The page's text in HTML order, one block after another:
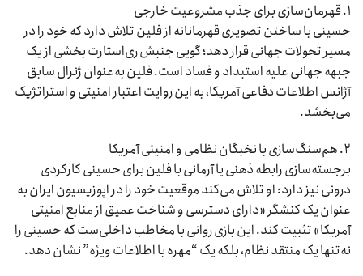
۱. قهرمان‌سازی برای جذب مشروعیت خارجی
حسینی با ساختن تصویری قهرمانانه از فلین تلاش دارد که خود را در
مسیر تحولات جهانی قرار دهد؛ گویی جنبش ری‌استارت بخشی از یک
جبهه جهانی علیه استبداد و فساد است. فلین به‌عنوان ژنرال سابق
آژانس اطلاعات دفاعی آمریکا، به این روایت اعتبار امنیتی و استراتژیک
می‌بخشد.
۲. هم‌سنگ‌سازی با نخبگان نظامی و امنیتی آمریکا
برجسته‌سازی رابطه ذهنی یا آرمانی با فلین برای حسینی کارکردی
درونی نیز دارد: او تلاش می‌کند موقعیت خود را در اپوزیسیون ایران به
عنوان یک کنشگر «دارای دسترسی و شناخت عمیق از منابع امنیتی
آمریکا» تثبیت کند. این بازی روانی با مخاطب داخلی‌ست که حسینی را
نه‌تنها یک منتقد نظام، بلکه یک “مهره با اطلاعات ویژه” نشان دهد.